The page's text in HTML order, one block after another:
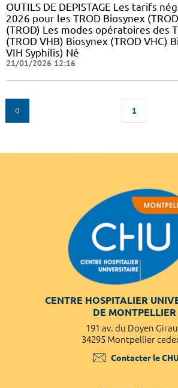
OUTILS DE DEPISTAGE Les tarifs
2026 pour les TROD Biosynex
(TROD) Les modes opératoires des
(TROD VHB) Biosynex (TROD VHC)
VIH Syphilis) Né
21/01/2026 12:16
1
CENTRE HOSPITALIER
DE MONTPELLIER
191 av. du Doyen
34295 Montpellier
Contacter le CHU